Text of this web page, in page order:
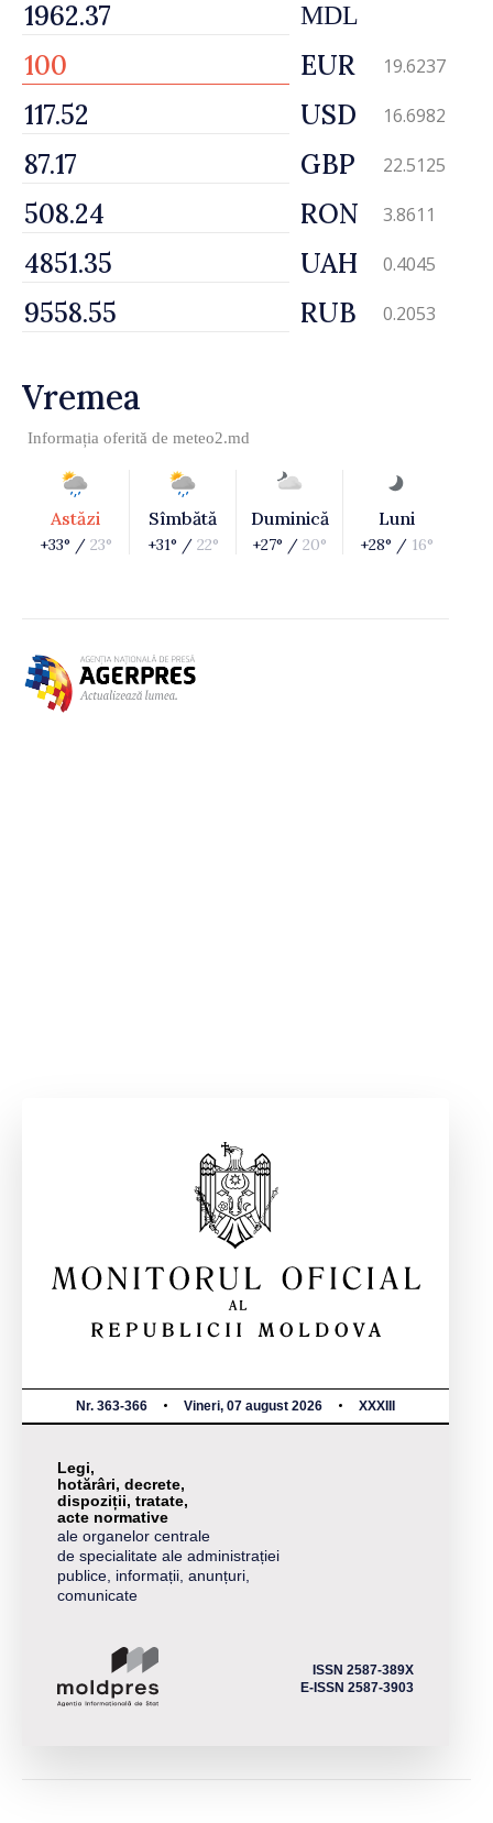
MDL
EUR 19.6237
USD 16.6982
GBP 22.5125
RON 3.8611
UAH 0.4045
RUB 0.2053
Vremea
Informația oferită de meteo2.md
Astăzi
+33° / 23°
Sîmbătă
+31° / 22°
Duminică
+27° / 20°
Luni
+28° / 16°
Nr. 363-366 Vineri, 07 august 2026 XXXIII
Legi,
hotărâri, decrete,
dispoziții, tratate,
acte normative
ale organelor centrale
de specialitate ale administrației
publice, informații, anunțuri,
comunicate
ISSN 2587-389X
E-ISSN 2587-3903